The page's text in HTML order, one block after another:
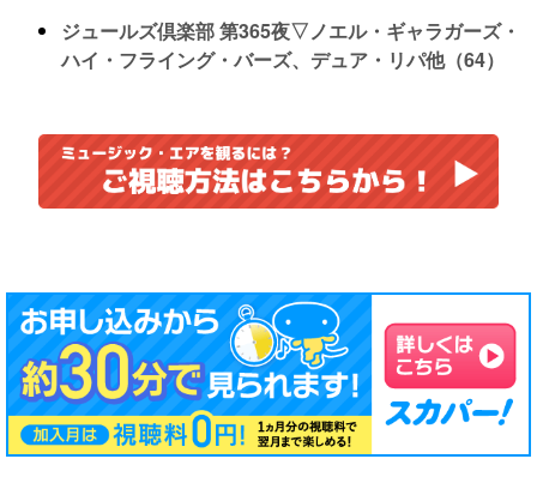
ジュールズ倶楽部 第365夜▽ノエル・ギャラガーズ・
ハイ・フライング・バーズ、デュア・リパ他（64）